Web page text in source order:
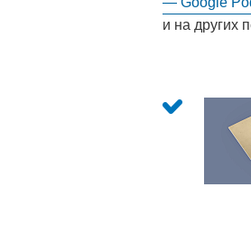
и на других